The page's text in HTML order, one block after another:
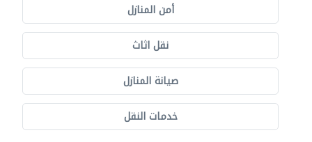
أمن المنازل
نقل اثاث
صيانة المنازل
خدمات النقل